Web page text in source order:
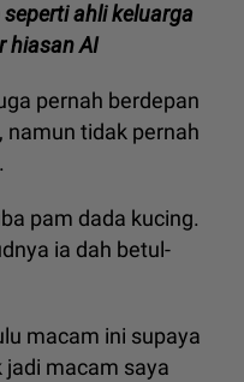
ahli keluarga
hiasan AI
pernah berdepan
namun tidak pernah
pam dada kucing.
ia dah betul-
macam ini supaya
macam saya